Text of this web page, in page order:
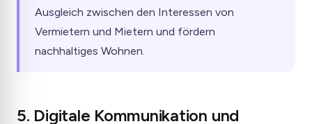
Ausgleich zwischen den Interessen von
Vermietern und Mietern und fördern
nachhaltiges Wohnen.
5. Digitale Kommunikation und